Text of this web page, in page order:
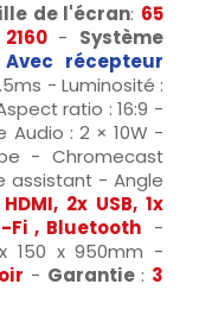
de l'écran: 65
- Système
Avec récepteur
- Luminosité :
ratio : 16:9 -
Audio : 2 × 10W -
- Chromecast
assistant - Angle
2x USB, 1x
Fi , Bluetooth -
150 x 950mm -
- Garantie: 3